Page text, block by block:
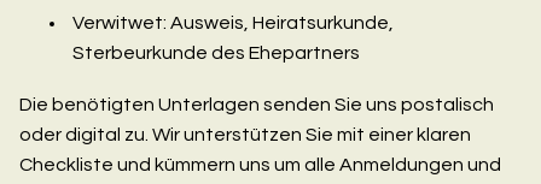
Verwitwet: Ausweis, Heiratsurkunde,
Sterbeurkunde des Ehepartners
Die benötigten Unterlagen senden Sie uns postalisch
oder digital zu. Wir unterstützen Sie mit einer klaren
Checkliste und kümmern uns um alle Anmeldungen und